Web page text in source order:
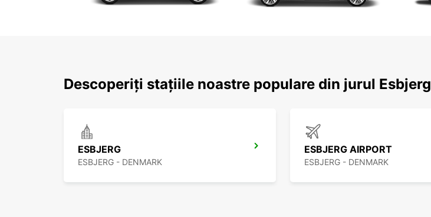
Descoperiți stațiile noastre populare din jurul Esbjerg
ESBJERG
ESBJERG - DENMARK
ESBJERG AIRPORT
ESBJERG - DENMARK